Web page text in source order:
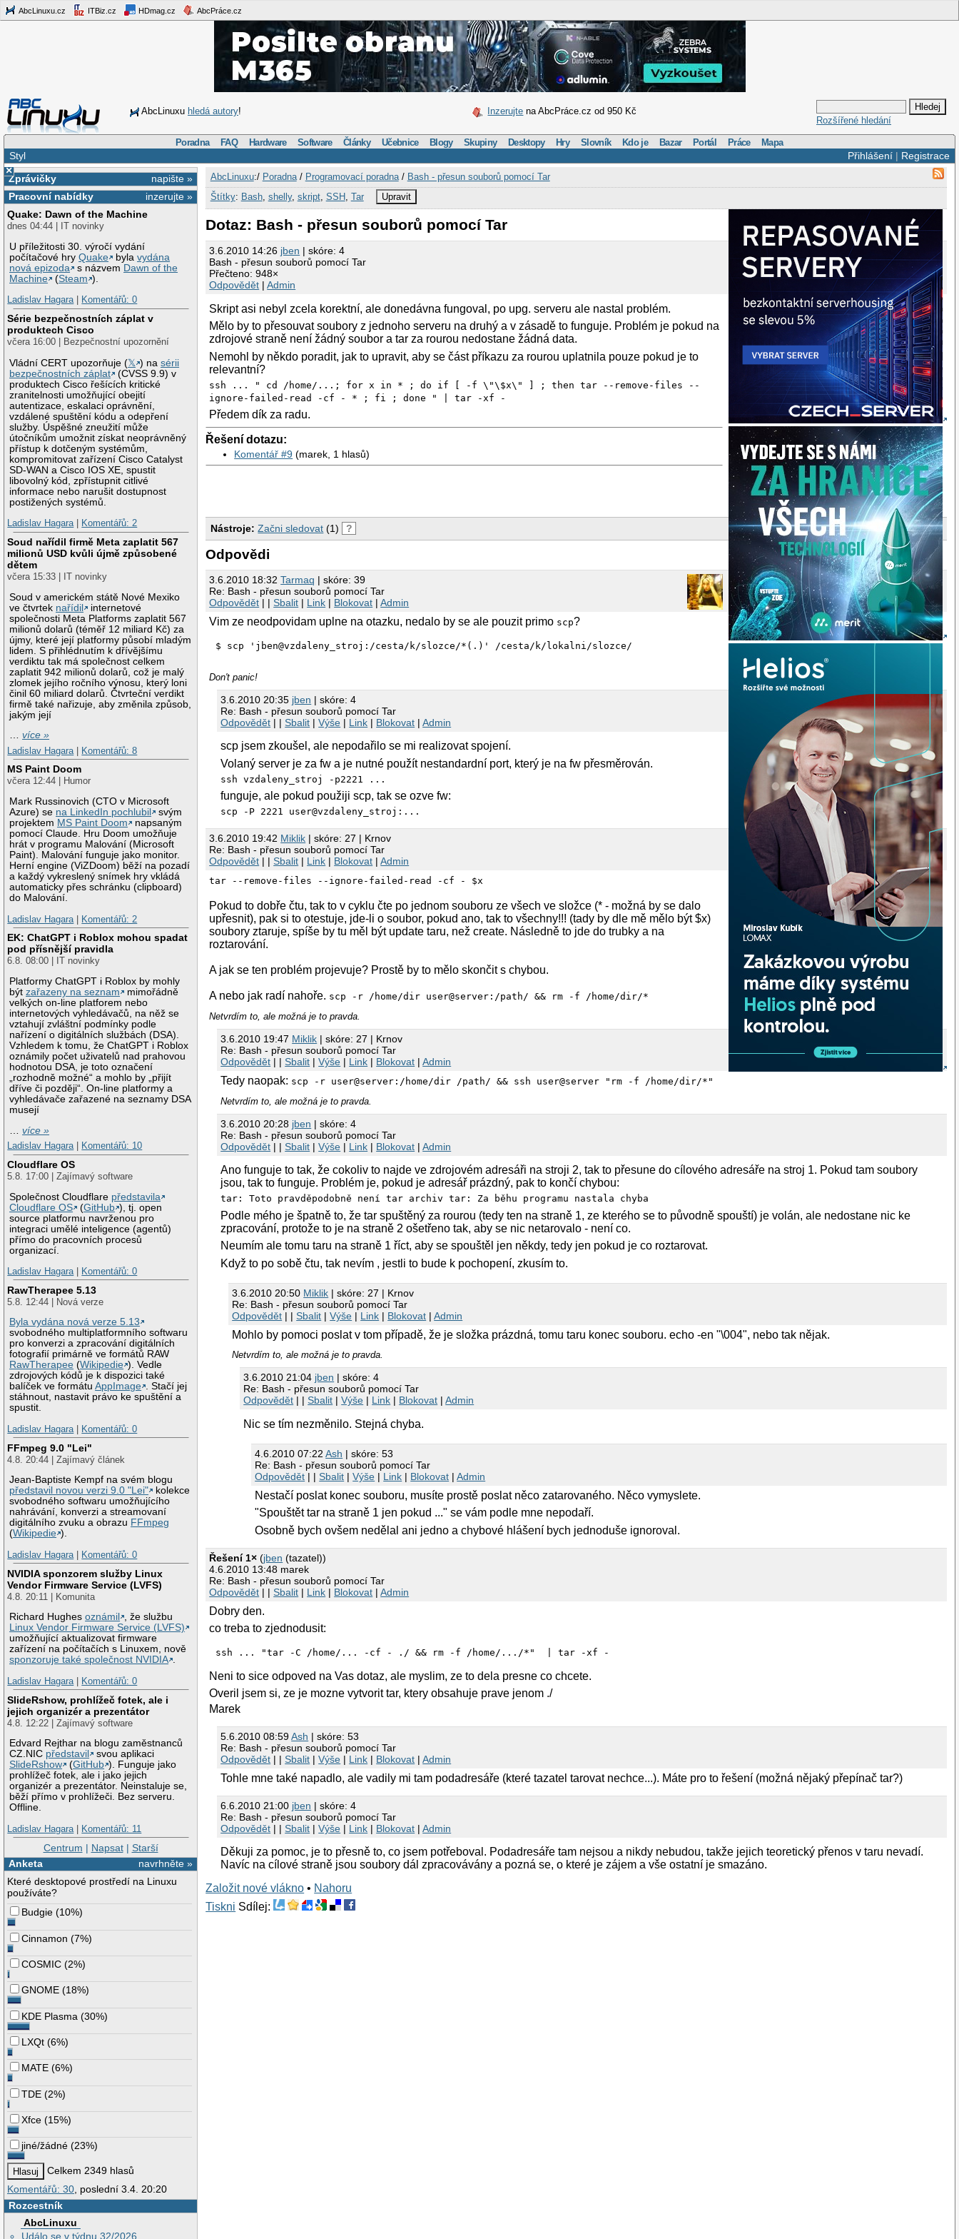
AbcLinuxu.cz ITBiz.cz HDmag.cz AbcPráce.cz
AbcLinuxu hledá autory! Inzerujte na AbcPráce.cz od 950 Kč
Rozšířené hledání
Poradna FAQ Hardware Software Články Učebnice Blogy Skupiny Desktopy Hry Slovník Kdo je Bazar Portál Práce Mapa
Přihlášení| Registrace
Styl
×
napište »
Zprávičky
inzerujte »
Pracovní nabídky
Quake: Dawn of the Machine
dnes 04:44 | IT novinky
U příležitosti 30. výročí vydání
počítačové hryQuake bylavydána
nová epizoda
s názvem Dawn of the
Machine
(Steam ).
Ladislav Hagara| Komentářů: 0
Série bezpečnostních záplat v
produktech Cisco
včera 16:00 | Bezpečnostní upozornění
Vládní CERT upozorňuje (𝕏 ) nasérii
bezpečnostních záplat
(CVSS 9.9) v
produktech Cisco řešících kritické
zranitelnosti umožňující obejití
autentizace, eskalaci oprávnění,
vzdálené spuštění kódu a odepření
služby. Úspěšné zneužití může
útočníkům umožnit získat neoprávněný
přístup k dotčeným systémům,
kompromitovat zařízení Cisco Catalyst
SD-WAN a Cisco IOS XE, spustit
libovolný kód, zpřístupnit citlivé
informace nebo narušit dostupnost
postižených systémů.
Ladislav Hagara| Komentářů: 2
Soud nařídil firmě Meta zaplatit 567
milionů USD kvůli újmě způsobené
dětem
včera 15:33 | IT novinky
Soud v americkém státě Nové Mexiko
ve čtvrtek nařídil
internetové
společnosti Meta Platforms zaplatit 567
milionů dolarů (téměř 12 miliard Kč) za
újmy, které její platformy působí mladým
lidem. S přihlédnutím k dřívějšímu
verdiktu tak má společnost celkem
zaplatit 942 milionů dolarů, což je malý
zlomek jejího ročního výnosu, který loni
činil 60 miliard dolarů. Čtvrteční verdikt
firmě také nařizuje, aby změnila způsob,
jakým její
…více »
Ladislav Hagara
Komentářů: 8
MS Paint Doom
včera 12:44 | Humor
Mark Russinovich (CTO v Microsoft
Azure) se na LinkedIn pochlubil
svým
projektem MS Paint Doom
napsaným
pomocí Claude. Hru Doom umožňuje
hrát v programu Malování (Microsoft
Paint). Malování funguje jako monitor.
Herní engine (ViZDoom) běží na pozadí
a každý vykreslený snímek hry vkládá
automaticky přes schránku (clipboard)
do Malování.
Ladislav Hagara
Komentářů: 2
EK: ChatGPT i Roblox mohou spadat
pod přísnější pravidla
6.8. 08:00 | IT novinky
Platformy ChatGPT i Roblox by mohly
býtzařazeny na seznam
mimořádně
velkých on-line platforem nebo
internetových vyhledávačů, na něž se
vztahují zvláštní podmínky podle
nařízení o digitálních službách (DSA).
Vzhledem k tomu, že ChatGPT i Roblox
oznámily počet uživatelů nad prahovou
hodnotou DSA, je toto označení
„rozhodně možné“ a mohlo by „přijít
dříve či později“. On-line platformy a
vyhledávače zařazené na seznamy DSA
musejí
…více »
Ladislav Hagara| Komentářů: 10
Cloudflare OS
5.8. 17:00 | Zajímavý software
Společnost Cloudflare představila
Cloudflare OS
(GitHub ), tj. open
source platformu navrženou pro
integraci umělé inteligence (agentů)
přímo do pracovních procesů
organizací.
Ladislav Hagara| Komentářů: 0
RawTherapee 5.13
5.8. 12:44 | Nová verze
Byla vydána nová verze 5.13
svobodného multiplatformního softwaru
pro konverzi a zpracování digitálních
fotografií primárně ve formátů RAW
RawTherapee (Wikipedie ). Vedle
zdrojových kódů je k dispozici také
balíček ve formátuAppImage . Stačí jej
stáhnout, nastavit právo ke spuštění a
spustit.
Ladislav Hagara| Komentářů: 0
FFmpeg 9.0 "Lei"
4.8. 20:44 | Zajímavý článek
Jean-Baptiste Kempf na svém blogu
představil novou verzi 9.0 "Lei"
kolekce
svobodného softwaru umožňujícího
nahrávání, konverzi a streamovaní
digitálního zvuku a obrazu FFmpeg
(Wikipedie ).
Ladislav Hagara| Komentářů: 0
NVIDIA sponzorem služby Linux
Vendor Firmware Service (LVFS)
4.8. 20:11 | Komunita
Richard Hughesoznámil
, že službu
Linux Vendor Firmware Service (LVFS)
umožňující aktualizovat firmware
zařízení na počítačích s Linuxem, nově
sponzoruje také společnost NVIDIA .
Ladislav Hagara| Komentářů: 0
SlideRshow, prohlížeč fotek, ale i
jejich organizér a prezentátor
4.8. 12:22 | Zajímavý software
Edvard Rejthar na blogu zaměstnanců
CZ.NIC představil
svou aplikaci
SlideRshow
(GitHub ). Funguje jako
prohlížeč fotek, ale i jako jejich
organizér a prezentátor. Neinstaluje se,
běží přímo v prohlížeči. Bez serveru.
Offline.
Ladislav Hagara| Komentářů: 11
Centrum | Napsat| Starší
navrhněte »
Anketa
Které desktopové prostředí na Linuxu
používáte?
Budgie (10%)
Cinnamon (7%)
COSMIC (2%)
GNOME (18%)
KDE Plasma (30%)
LXQt (6%)
MATE (6%)
TDE (2%)
Xfce (15%)
jiné/žádné (23%)
Celkem 2349 hlasů
Komentářů: 30 , poslední 3.4. 20:20
Rozcestník
AbcLinuxu
Událo se v týdnu 32/2026
AbcLinuxu:/ Poradna/ Programovací poradna/ Bash - přesun souborů pomocí Tar
Štítky: Bash, shelly, skript, SSH, Tar Upravit
Dotaz: Bash - přesun souborů pomocí Tar
3.6.2010 14:26 jben | skóre: 4
Bash - přesun souborů pomocí Tar
Přečteno: 948×
Odpovědět |Admin
Skript asi nebyl zcela korektní, ale donedávna fungoval, po upg. serveru ale nastal problém.
Mělo by to přesouvat soubory z jednoho serveru na druhý a v zásadě to funguje. Problém je pokud na
zdrojové straně není žádný soubor a tar za rourou nedostane žádná data.
Nemohl by někdo poradit, jak to upravit, aby se část příkazu za rourou uplatnila pouze pokud je to
relevantní?
ssh ... " cd /home/...; for x in * ; do if [ -f \"\$x\" ] ; then tar --remove-files --
ignore-failed-read -cf - * ; fi ; done " | tar -xf -
Předem dík za radu.
Řešení dotazu:
Komentář #9 (marek, 1 hlasů)
Nástroje: Začni sledovat (1) ?
Odpovědi
3.6.2010 18:32Tarmaq | skóre: 39
Re: Bash - přesun souborů pomocí Tar
Odpovědět | |Sbalit | Link | Blokovat |Admin
Vim ze neodpovidam uplne na otazku, nedalo by se ale pouzit primo scp?
Don't panic!
3.6.2010 20:35 jben | skóre: 4
Re: Bash - přesun souborů pomocí Tar
Odpovědět | |Sbalit |Výše | Link | Blokovat |Admin
scp jsem zkoušel, ale nepodařilo se mi realizovat spojení.
Volaný server je za fw a je nutné použít nestandardní port, který je na fw přesměrován.
ssh vzdaleny_stroj -p2221 ...
funguje, ale pokud použiji scp, tak se ozve fw:
scp -P 2221 user@vzdaleny_stroj:...
3.6.2010 19:42 Miklik | skóre: 27 | Krnov
Re: Bash - přesun souborů pomocí Tar
Odpovědět | |Sbalit | Link | Blokovat |Admin
tar --remove-files --ignore-failed-read -cf - $x
Pokud to dobře čtu, tak to v cyklu čte po jednom souboru ze všech ve složce (* - možná by se dalo
upřesnit), pak si to otestuje, jde-li o soubor, pokud ano, tak to všechny!!! (tady by dle mě mělo být $x)
soubory ztaruje, spíše by tu měl být update taru, než create. Následně to jde do trubky a na
roztarování.
A jak se ten problém projevuje? Prostě by to mělo skončit s chybou.
A nebo jak radí nahoře. scp -r /home/dir user@server:/path/ && rm -f /home/dir/*
Netvrdím to, ale možná je to pravda.
3.6.2010 19:47 Miklik | skóre: 27 | Krnov
Re: Bash - přesun souborů pomocí Tar
Odpovědět | |Sbalit |Výše | Link | Blokovat |Admin
Tedy naopak: scp -r user@server:/home/dir /path/ && ssh user@server "rm -f /home/dir/*"
Netvrdím to, ale možná je to pravda.
3.6.2010 20:28 jben | skóre: 4
Re: Bash - přesun souborů pomocí Tar
Odpovědět | |Sbalit |Výše | Link | Blokovat |Admin
Ano funguje to tak, že cokoliv to najde ve zdrojovém adresáři na stroji 2, tak to přesune do cílového adresáře na stroj 1. Pokud tam soubory
jsou, tak to funguje. Problém je, pokud je adresář prázdný, pak to končí chybou:
tar: Toto pravděpodobně není tar archiv tar: Za běhu programu nastala chyba
Podle mého je špatně to, že tar spuštěný za rourou (tedy ten na straně 1, ze kterého se to původně spouští) je volán, ale nedostane nic ke
zpracování, protože to je na straně 2 ošetřeno tak, aby se nic netarovalo - není co.
Neumím ale tomu taru na straně 1 říct, aby se spouštěl jen někdy, tedy jen pokud je co roztarovat.
Když to po sobě čtu, tak nevím , jestli to bude k pochopení, zkusím to.
3.6.2010 20:50 Miklik | skóre: 27 | Krnov
Re: Bash - přesun souborů pomocí Tar
Odpovědět | |Sbalit |Výše | Link | Blokovat |Admin
Mohlo by pomoci poslat v tom případě, že je složka prázdná, tomu taru konec souboru. echo -en "\004", nebo tak nějak.
Netvrdím to, ale možná je to pravda.
3.6.2010 21:04 jben | skóre: 4
Re: Bash - přesun souborů pomocí Tar
Odpovědět | |Sbalit |Výše | Link | Blokovat |Admin
Nic se tím nezměnilo. Stejná chyba.
4.6.2010 07:22Ash | skóre: 53
Re: Bash - přesun souborů pomocí Tar
Odpovědět | |Sbalit |Výše | Link | Blokovat |Admin
Nestačí poslat konec souboru, musíte prostě poslat něco zatarovaného. Něco vymyslete.
"Spouštět tar na straně 1 jen pokud ..." se vám podle mne nepodaří.
Osobně bych ovšem nedělal ani jedno a chybové hlášení bych jednoduše ignoroval.
Řešení 1× (jben (tazatel))
4.6.2010 13:48 marek
Re: Bash - přesun souborů pomocí Tar
Odpovědět | |Sbalit | Link | Blokovat |Admin
Dobry den.
co treba to zjednodusit:
Neni to sice odpoved na Vas dotaz, ale myslim, ze to dela presne co chcete.
Overil jsem si, ze je mozne vytvorit tar, ktery obsahuje prave jenom ./
Marek
5.6.2010 08:59Ash | skóre: 53
Re: Bash - přesun souborů pomocí Tar
Odpovědět | |Sbalit |Výše | Link | Blokovat |Admin
Tohle mne také napadlo, ale vadily mi tam podadresáře (které tazatel tarovat nechce...). Máte pro to řešení (možná nějaký přepínač tar?)
6.6.2010 21:00 jben | skóre: 4
Re: Bash - přesun souborů pomocí Tar
Odpovědět | |Sbalit |Výše | Link | Blokovat |Admin
Děkuji za pomoc, je to přesně to, co jsem potřeboval. Podadresáře tam nejsou a nikdy nebudou, takže jejich teoretický přenos v taru nevadí.
Navíc na cílové straně jsou soubory dál zpracovávány a pozná se, o které je zájem a vše ostatní je smazáno.
Založit nové vlákno • Nahoru
Tiskni Sdílej: